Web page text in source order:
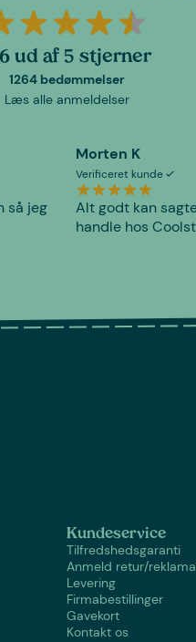
ud af 5 stjerner
1264 bedømmelser
Læs alle anmeldelser
så jeg
Morten K
Verificeret kunde
Alt godt kan
handle hos
Kundeservice
Tilfredshedsgaranti
Anmeld retur/
Levering
Firmabestillinger
Gavekort
Kontakt os